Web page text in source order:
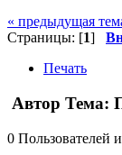
« предыдущая
Страницы: [1]
Печать
Автор Тема:
0 Пользователей